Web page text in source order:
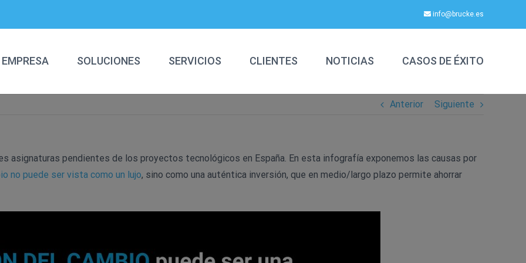
info@brucke.es
EMPRESA SOLUCIONES SERVICIOS CLIENTES NOTICIAS CASOS DE ÉXITO
Anterior Siguiente
asignaturas pendientes de los proyectos tecnológicos en España. En esta infografía exponemos las causas por
no puede ser vista como un lujo, sino como una auténtica inversión, que en medio/largo plazo permite ahorrar